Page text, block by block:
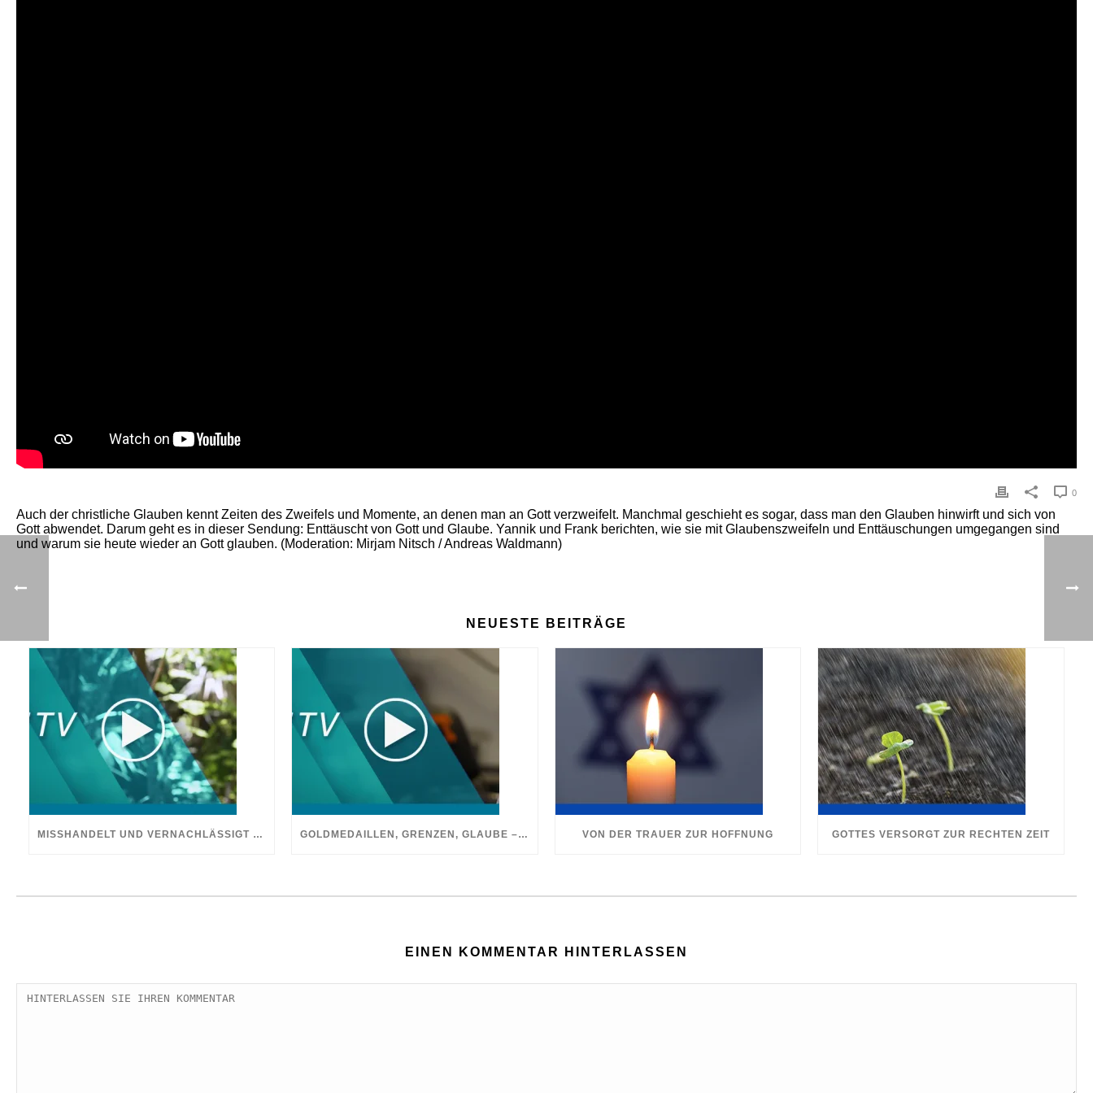
0
Auch der christliche Glauben kennt Zeiten des Zweifels und Momente, an denen man an Gott verzweifelt. Manchmal geschieht es sogar, dass man den Glauben hinwirft und sich von
Gott abwendet. Darum geht es in dieser Sendung: Enttäuscht von Gott und Glaube. Yannik und Frank berichten, wie sie mit Glaubenszweifeln und Enttäuschungen umgegangen sind
und warum sie heute wieder an Gott glauben. (Moderation: Mirjam Nitsch / Andreas Waldmann)
NEUESTE BEITRÄGE
MISSHANDELT UND VERNACHLÄSSIGT – DOCH GOTT HEILTE MEINE WUNDEN GOLDMEDAILLEN, GRENZEN, GLAUBE – WAS IM LEBEN WIRKLICH ZÄHLT VON DER TRAUER ZUR HOFFNUNG GOTTES VERSORGT ZUR RECHTEN ZEIT
EINEN KOMMENTAR HINTERLASSEN